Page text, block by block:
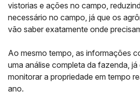
vistorias e ações no campo,
necessário no campo, já que os
vão saber exatamente onde
Ao mesmo tempo, as informações
uma análise completa da fazenda,
monitorar a propriedade em tempo
ano.